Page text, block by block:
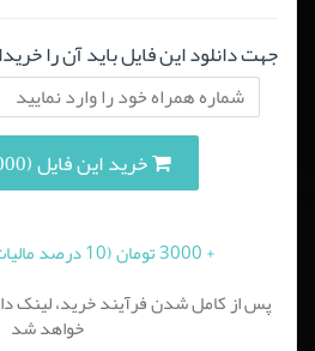
جهت دانلود این فایل باید آن را
خرید این فایل (30,000 تومان)
+ 3000 تومان (10 درصد مالیات بر ارزش افزوده)
پس از کامل شدن فرآیند خرید، لینک
خواهد شد